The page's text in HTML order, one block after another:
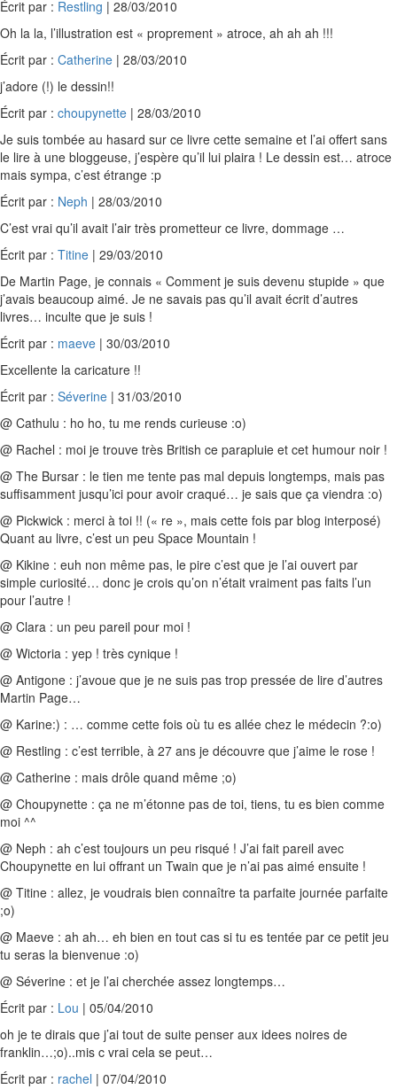
Écrit par : Restling | 28/03/2010
Oh la la, l’illustration est « proprement » atroce, ah ah ah !!!
Écrit par : Catherine | 28/03/2010
j’adore (!) le dessin!!
Écrit par : choupynette | 28/03/2010
Je suis tombée au hasard sur ce livre cette semaine et l’ai offert sans
le lire à une bloggeuse, j’espère qu’il lui plaira ! Le dessin est… atroce
mais sympa, c’est étrange :p
Écrit par : Neph | 28/03/2010
C’est vrai qu’il avait l’air très prometteur ce livre, dommage …
Écrit par : Titine | 29/03/2010
De Martin Page, je connais « Comment je suis devenu stupide » que
j’avais beaucoup aimé. Je ne savais pas qu’il avait écrit d’autres
livres… inculte que je suis !
Écrit par : maeve | 30/03/2010
Excellente la caricature !!
Écrit par : Séverine | 31/03/2010
@ Cathulu : ho ho, tu me rends curieuse :o)
@ Rachel : moi je trouve très British ce parapluie et cet humour noir !
@ The Bursar : le tien me tente pas mal depuis longtemps, mais pas
suffisamment jusqu’ici pour avoir craqué… je sais que ça viendra :o)
@ Pickwick : merci à toi !! (« re », mais cette fois par blog interposé)
Quant au livre, c’est un peu Space Mountain !
@ Kikine : euh non même pas, le pire c’est que je l’ai ouvert par
simple curiosité… donc je crois qu’on n’était vraiment pas faits l’un
pour l’autre !
@ Clara : un peu pareil pour moi !
@ Wictoria : yep ! très cynique !
@ Antigone : j’avoue que je ne suis pas trop pressée de lire d’autres
Martin Page…
@ Karine:) : … comme cette fois où tu es allée chez le médecin ?:o)
@ Restling : c’est terrible, à 27 ans je découvre que j’aime le rose !
@ Catherine : mais drôle quand même ;o)
@ Choupynette : ça ne m’étonne pas de toi, tiens, tu es bien comme
moi ^^
@ Neph : ah c’est toujours un peu risqué ! J’ai fait pareil avec
Choupynette en lui offrant un Twain que je n’ai pas aimé ensuite !
@ Titine : allez, je voudrais bien connaître ta parfaite journée parfaite
;o)
@ Maeve : ah ah… eh bien en tout cas si tu es tentée par ce petit jeu
tu seras la bienvenue :o)
@ Séverine : et je l’ai cherchée assez longtemps…
Écrit par : Lou | 05/04/2010
oh je te dirais que j’ai tout de suite penser aux idees noires de
franklin…;o)..mis c vrai cela se peut…
Écrit par : rachel | 07/04/2010